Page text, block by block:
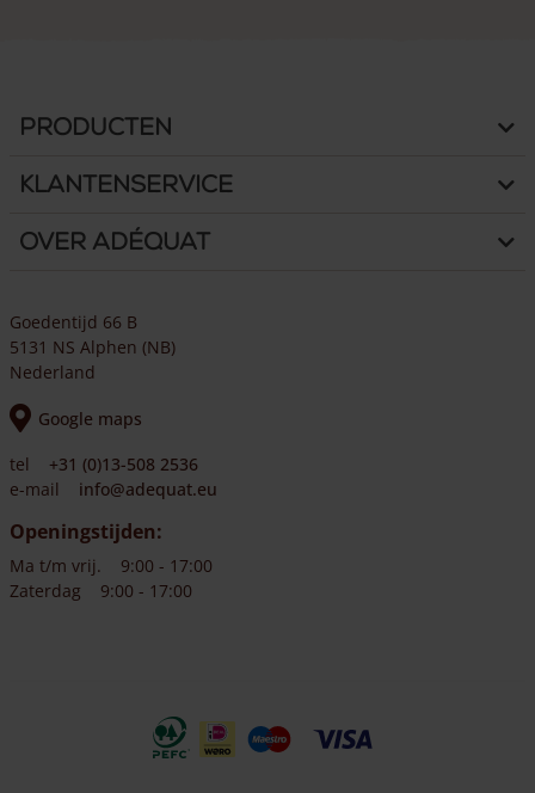
Producten
Klantenservice
Over Adéquat
Goedentijd 66 B
5131 NS Alphen (NB)
Nederland
Google maps
tel
+31 (0)13-508 2536
e-mail
info@adequat.eu
Openingstijden:
Ma t/m vrij.
9:00 - 17:00
Zaterdag
9:00 - 17:00